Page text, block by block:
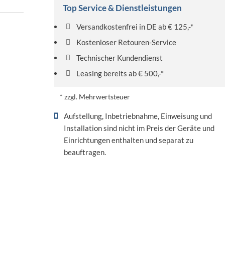
Top Service & Dienstleistungen
Versandkostenfrei in DE ab € 125,-*
Kostenloser Retouren-Service
Technischer Kundendienst
Leasing bereits ab € 500,-*
* zzgl. Mehrwertsteuer
Aufstellung, Inbetriebnahme, Einweisung und
Installation sind nicht im Preis der Geräte und
Einrichtungen enthalten und separat zu
beauftragen.